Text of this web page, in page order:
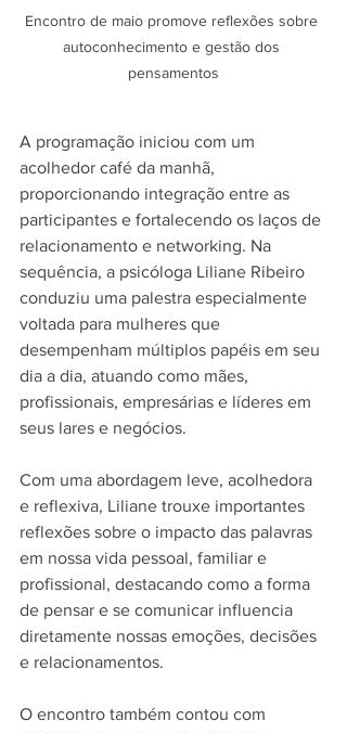
Encontro de maio promove reflexões sobre
autoconhecimento e gestão dos
pensamentos
A programação iniciou com um
acolhedor café da manhã,
proporcionando integração entre as
participantes e fortalecendo os laços de
relacionamento e networking. Na
sequência, a psicóloga Liliane Ribeiro
conduziu uma palestra especialmente
voltada para mulheres que
desempenham múltiplos papéis em seu
dia a dia, atuando como mães,
profissionais, empresárias e líderes em
seus lares e negócios.
Com uma abordagem leve, acolhedora
e reflexiva, Liliane trouxe importantes
reflexões sobre o impacto das palavras
em nossa vida pessoal, familiar e
profissional, destacando como a forma
de pensar e se comunicar influencia
diretamente nossas emoções, decisões
e relacionamentos.
O encontro também contou com